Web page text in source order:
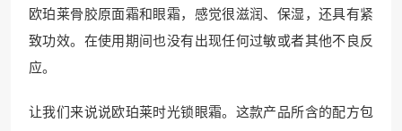
欧珀莱骨胶原面霜和眼霜，感觉很滋润、保湿，还具有紧
致功效。在使用期间也没有出现任何过敏或者其他不良反
应。
让我们来说说欧珀莱时光锁眼霜。这款产品所含的配方包